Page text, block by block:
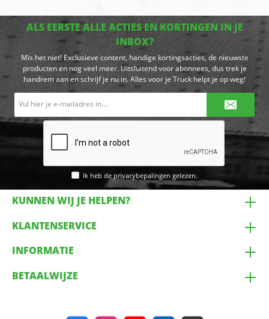
ALS EERSTE ALLE ACTIES EN KORTINGEN IN JE
INBOX?
Mis het niet! Exclusieve content, handige kortingsacties, de nieuwste
producten en nog veel meer. Uitsluitend voor abonnees, dus trek je
handrem aan en schrijf je nu in. Alles voor je Truck helpt je op weg!
Ik heb de privacybepalingen gelezen.
KUNNEN WIJ JE HELPEN?
KLANTENSERVICE
INFORMATIE
BETAALWIJZE